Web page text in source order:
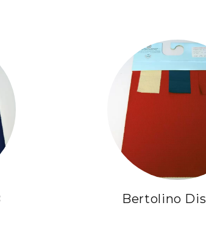
Bertolino